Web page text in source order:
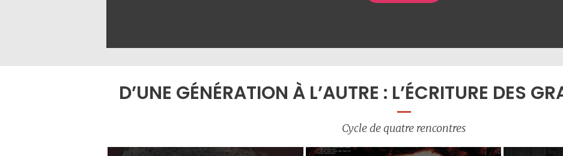
D’UNE GÉNÉRATION À L’AUTRE : L’ÉCRITURE DES
Cycle de quatre rencontres